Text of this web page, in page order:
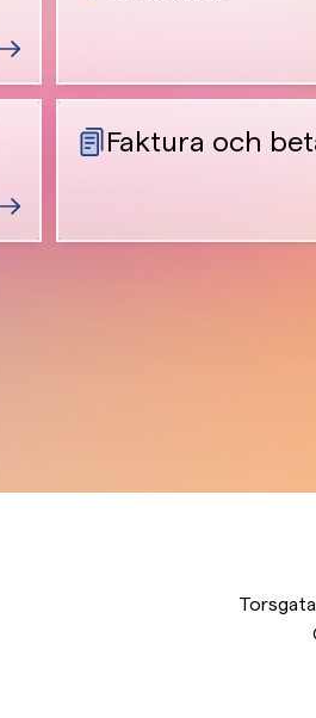
Faktura och